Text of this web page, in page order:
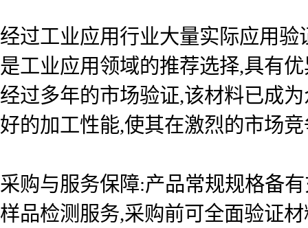
经过工业应用行业大量实际应用
是工业应用领域的推荐选择,具有
经过多年的市场验证,该材料已成
好的加工性能,使其在激烈的市场
采购与服务保障:产品常规规格备
样品检测服务,采购前可全面验证